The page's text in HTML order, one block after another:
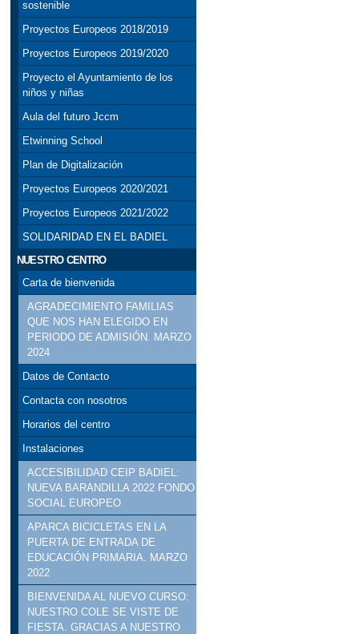
sostenible
Proyectos Europeos 2018/2019
Proyectos Europeos 2019/2020
Proyecto el Ayuntamiento de los
niños y niñas
Aula del futuro Jccm
Etwinning School
Plan de Digitalización
Proyectos Europeos 2020/2021
Proyectos Europeos 2021/2022
SOLIDARIDAD EN EL BADIEL
NUESTRO CENTRO
Carta de bienvenida
AGRADECIMIENTO FAMILIAS
QUE NOS HAN ELEGIDO EN
PERIODO DE ADMISIÓN. MARZO
2024
Datos de Contacto
Contacta con nosotros
Horarios del centro
Instalaciones
ACCESIBILIDAD CEIP BADIEL:
NUEVA BARANDILLA 2022 FONDO
SOCIAL EUROPEO
APARCA BICICLETAS EN LA
PUERTA DE ENTRADA DE
EDUCACIÓN PRIMARIA. MARZO
2022
BIENVENIDA AL NUEVO CURSO:
NUESTRO COLE SE VISTE DE
FIESTA. GRACIAS A NUESTRO